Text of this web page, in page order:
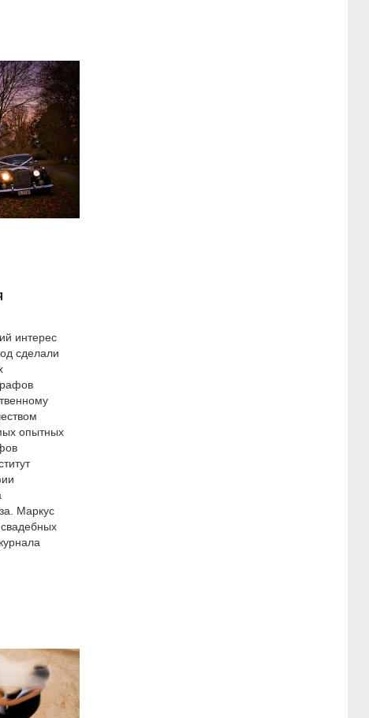
интерес
сделали
опытных
Маркус